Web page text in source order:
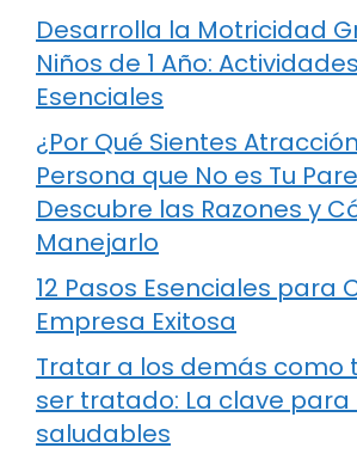
Desarrolla la Motricidad
Niños de 1 Año:
Esenciales
¿Por Qué Sientes
Persona que No es Tu
Descubre las Razones y
Manejarlo
12 Pasos Esenciales para
Empresa Exitosa
Tratar a los demás como
ser tratado: La clave
saludables